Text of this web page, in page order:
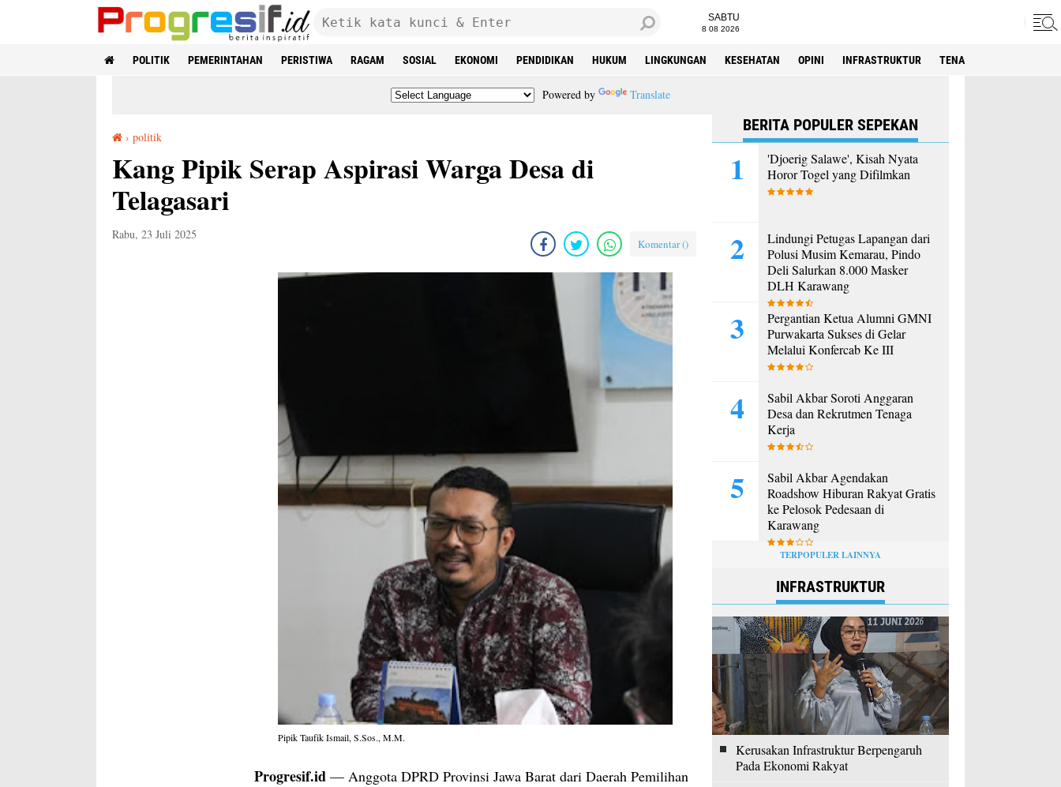
SABTU
8 08 2026
POLITIK PEMERINTAHAN PERISTIWA RAGAM SOSIAL EKONOMI PENDIDIKAN HUKUM LINGKUNGAN KESEHATAN OPINI INFRASTRUKTUR TENAGA KERJA
Powered by Translate
› politik
Kang Pipik Serap Aspirasi Warga Desa di
Telagasari
Rabu, 23 Juli 2025
Komentar ()
Pipik Taufik Ismail, S.Sos., M.M.
Progresif.id — Anggota DPRD Provinsi Jawa Barat dari Daerah Pemilihan
BERITA POPULER SEPEKAN
'Djoerig Salawe', Kisah Nyata
Horor Togel yang Difilmkan
Lindungi Petugas Lapangan dari
Polusi Musim Kemarau, Pindo
Deli Salurkan 8.000 Masker
DLH Karawang
Pergantian Ketua Alumni GMNI
Purwakarta Sukses di Gelar
Melalui Konfercab Ke III
Sabil Akbar Soroti Anggaran
Desa dan Rekrutmen Tenaga
Kerja
Sabil Akbar Agendakan
Roadshow Hiburan Rakyat Gratis
ke Pelosok Pedesaan di
Karawang
TERPOPULER LAINNYA
INFRASTRUKTUR
Kerusakan Infrastruktur Berpengaruh
Pada Ekonomi Rakyat